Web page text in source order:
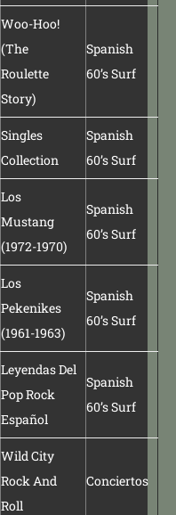
Woo-Hoo!
(The
Roulette
Story)
Spanish
60’s Surf
Singles
Collection
Spanish
60’s Surf
Los
Mustang
(1972-1970)
Spanish
60’s Surf
Los
Pekenikes
(1961-1963)
Spanish
60’s Surf
Leyendas Del
Pop Rock
Español
Spanish
60’s Surf
Wild City
Rock And
Roll
Conciertos